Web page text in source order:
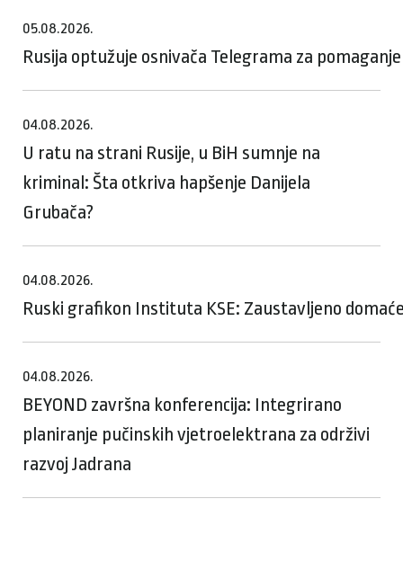
05.08.2026.
Rusija optužuje osnivača Telegrama za
04.08.2026.
U ratu na strani Rusije, u BiH sumnje na
kriminal: Šta otkriva hapšenje Danijela
Grubača?
04.08.2026.
Ruski grafikon Instituta KSE: Zaustavljeno
04.08.2026.
BEYOND završna konferencija: Integrirano
planiranje pučinskih vjetroelektrana za održivi
razvoj Jadrana